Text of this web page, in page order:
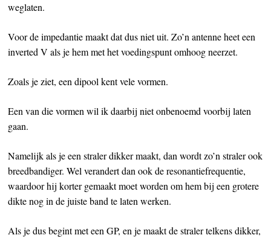
weglaten.
Voor de impedantie maakt dat dus niet uit. Zo’n antenne heet een
inverted V als je hem met het voedingspunt omhoog neerzet.
Zoals je ziet, een dipool kent vele vormen.
Een van die vormen wil ik daarbij niet onbenoemd voorbij laten
gaan.
Namelijk als je een straler dikker maakt, dan wordt zo’n straler ook
breedbandiger. Wel verandert dan ook de resonantiefrequentie,
waardoor hij korter gemaakt moet worden om hem bij een grotere
dikte nog in de juiste band te laten werken.
Als je dus begint met een GP, en je maakt de straler telkens dikker,